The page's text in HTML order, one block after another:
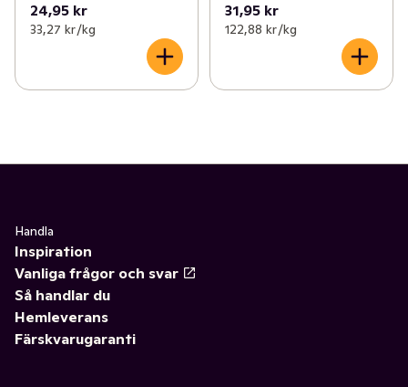
24,95 kr
33,27 kr /kg
31,95 kr
122,88 kr /kg
Handla
Inspiration
Vanliga frågor och svar
Så handlar du
Hemleverans
Färskvarugaranti